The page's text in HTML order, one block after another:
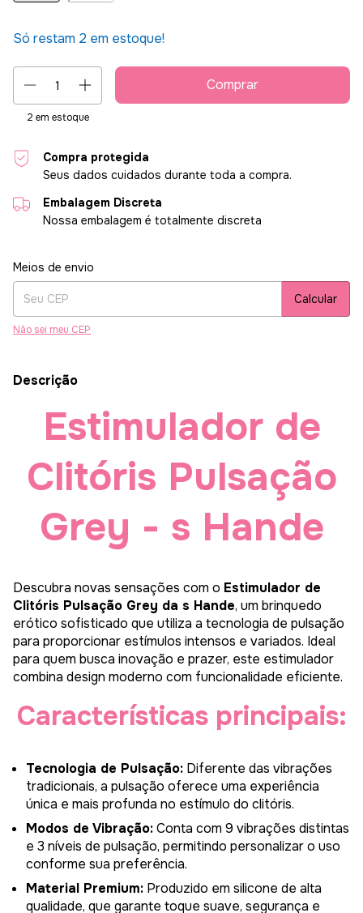
Só restam 2 em estoque!
2 em estoque
Compra protegida
Seus dados cuidados durante toda a compra.
Embalagem Discreta
Nossa embalagem é totalmente discreta
Entregas para o CEP:
Meios de envio
Calcular
Não sei meu CEP
Descrição
Estimulador de
Clitóris Pulsação
Grey - s Hande
Descubra novas sensações com o Estimulador de
Clitóris Pulsação Grey da s Hande, um brinquedo
erótico sofisticado que utiliza a tecnologia de pulsação
para proporcionar estímulos intensos e variados. Ideal
para quem busca inovação e prazer, este estimulador
combina design moderno com funcionalidade eficiente.
Características principais:
Tecnologia de Pulsação: Diferente das vibrações
tradicionais, a pulsação oferece uma experiência
única e mais profunda no estímulo do clitóris.
Modos de Vibração:Conta com 9 vibrações distintas
e 3 níveis de pulsação, permitindo personalizar o uso
conforme sua preferência.
Material Premium: Produzido em silicone de alta
qualidade, que garante toque suave, segurança e